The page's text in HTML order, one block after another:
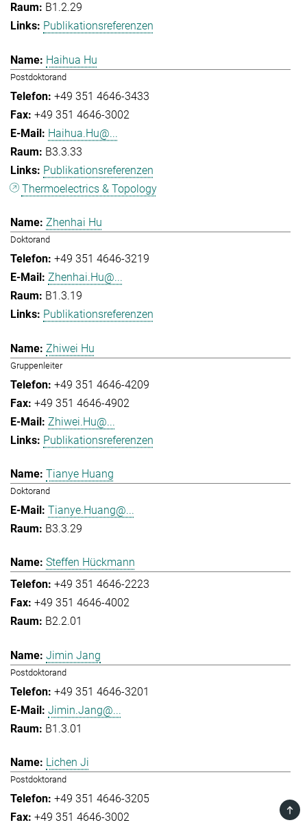
B1.2.29
Publikationsreferenzen
Haihua Hu
Postdoktorand
+49 351 4646-3433
+49 351 4646-3002
Haihua.Hu@...
B3.3.33
Publikationsreferenzen
Thermoelectrics & Topology
Zhenhai Hu
Doktorand
+49 351 4646-3219
Zhenhai.Hu@...
B1.3.19
Publikationsreferenzen
Zhiwei Hu
Gruppenleiter
+49 351 4646-4209
+49 351 4646-4902
Zhiwei.Hu@...
Publikationsreferenzen
Tianye Huang
Doktorand
Tianye.Huang@...
B3.3.29
Steffen Hückmann
+49 351 4646-2223
+49 351 4646-4002
B2.2.01
Jimin Jang
Postdoktorand
+49 351 4646-3201
Jimin.Jang@...
B1.3.01
Lichen Ji
Postdoktorand
+49 351 4646-3205
+49 351 4646-3002
TOP